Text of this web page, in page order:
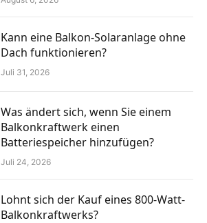
Kann eine Balkon-Solaranlage ohne
Dach funktionieren?
Juli 31, 2026
Was ändert sich, wenn Sie einem
Balkonkraftwerk einen
Batteriespeicher hinzufügen?
Juli 24, 2026
Lohnt sich der Kauf eines 800-Watt-
Balkonkraftwerks?